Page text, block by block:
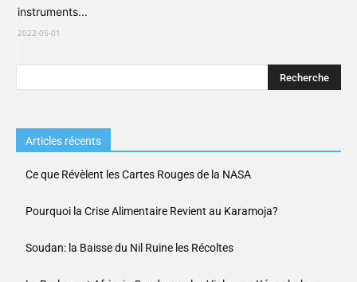
instruments...
2022-05-01
Articles récents
Ce que Révèlent les Cartes Rouges de la NASA
Pourquoi la Crise Alimentaire Revient au Karamoja?
Soudan: la Baisse du Nil Ruine les Récoltes